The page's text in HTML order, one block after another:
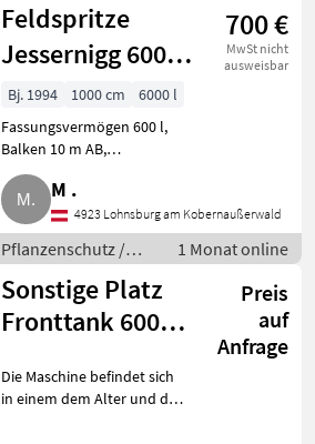
Feldspritze
Jessernigg 600 l
10 m
700 €
MwSt nicht
ausweisbar
Bj. 1994 1000 cm
6000 l
Fassungsvermögen 600 l,
Balken 10 m AB,
Gleichdruckarmatur, 5
Teilbreiten, Gelenkwelle.
Gültiges Pickerl bis Juni 2027.
Pflanzenschutz Feldspritzen
M .
4923 Lohnsburg am Kobernaußerwald
Pflanzenschutz /
Feldspritzen
1 Monat online
Sonstige Platz
Fronttank 600
Preis
auf
Anfrage
Die Maschine befindet sich
in einem dem Alter und der